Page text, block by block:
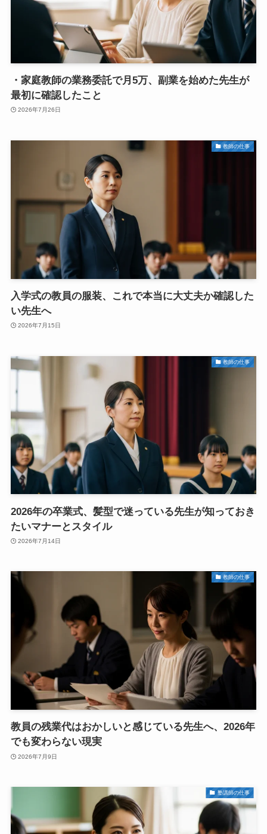
・家庭教師の業務委託で月5万、副業を始めた先生が
最初に確認したこと
2026年7月26日
教師の仕事
入学式の教員の服装、これで本当に大丈夫か確認した
い先生へ
2026年7月15日
教師の仕事
2026年の卒業式、髪型で迷っている先生が知っておき
たいマナーとスタイル
2026年7月14日
教師の仕事
教員の残業代はおかしいと感じている先生へ、2026年
でも変わらない現実
2026年7月9日
塾講師の仕事